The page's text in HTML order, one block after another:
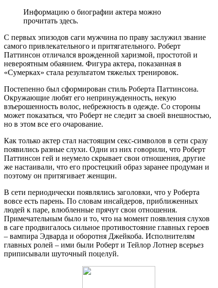
Информацию о биографии актера можно
прочитать здесь.
С первых эпизодов саги мужчина по праву заслужил звание
самого привлекательного и притягательного. Роберт
Паттинсон отличался врожденной харизмой, простотой и
невероятным обаянием. Фигура актера, показанная в
«Сумерках» стала результатом тяжелых тренировок.
Постепенно был сформирован стиль Роберта Паттинсона.
Окружающие любят его непринужденность, некую
взъерошенность волос, небрежность в одежде. Со стороны
может показаться, что Роберт не следит за своей внешностью,
но в этом все его очарование.
Как только актер стал настоящим секс-символов в сети сразу
появились разные слухи. Одни из них говорили, что Роберт
Паттинсон гей и неумело скрывает свои отношения, другие
же настаивали, что его простецкий образ заранее продуман и
поэтому он притягивает женщин.
В сети периодически появлялись заголовки, что у Роберта
вовсе есть парень. По словам инсайдеров, приближенных
людей к паре, влюбленные прячут свои отношения.
Примечательным было и то, что на момент появления слухов
в саге продвигалось сильное противостояние главных героев
– вампира Эдварда и оборотня Джейкоба. Исполнителям
главных ролей – ими были Роберт и Тейлор Лотнер всерьез
приписывали шуточный поцелуй.